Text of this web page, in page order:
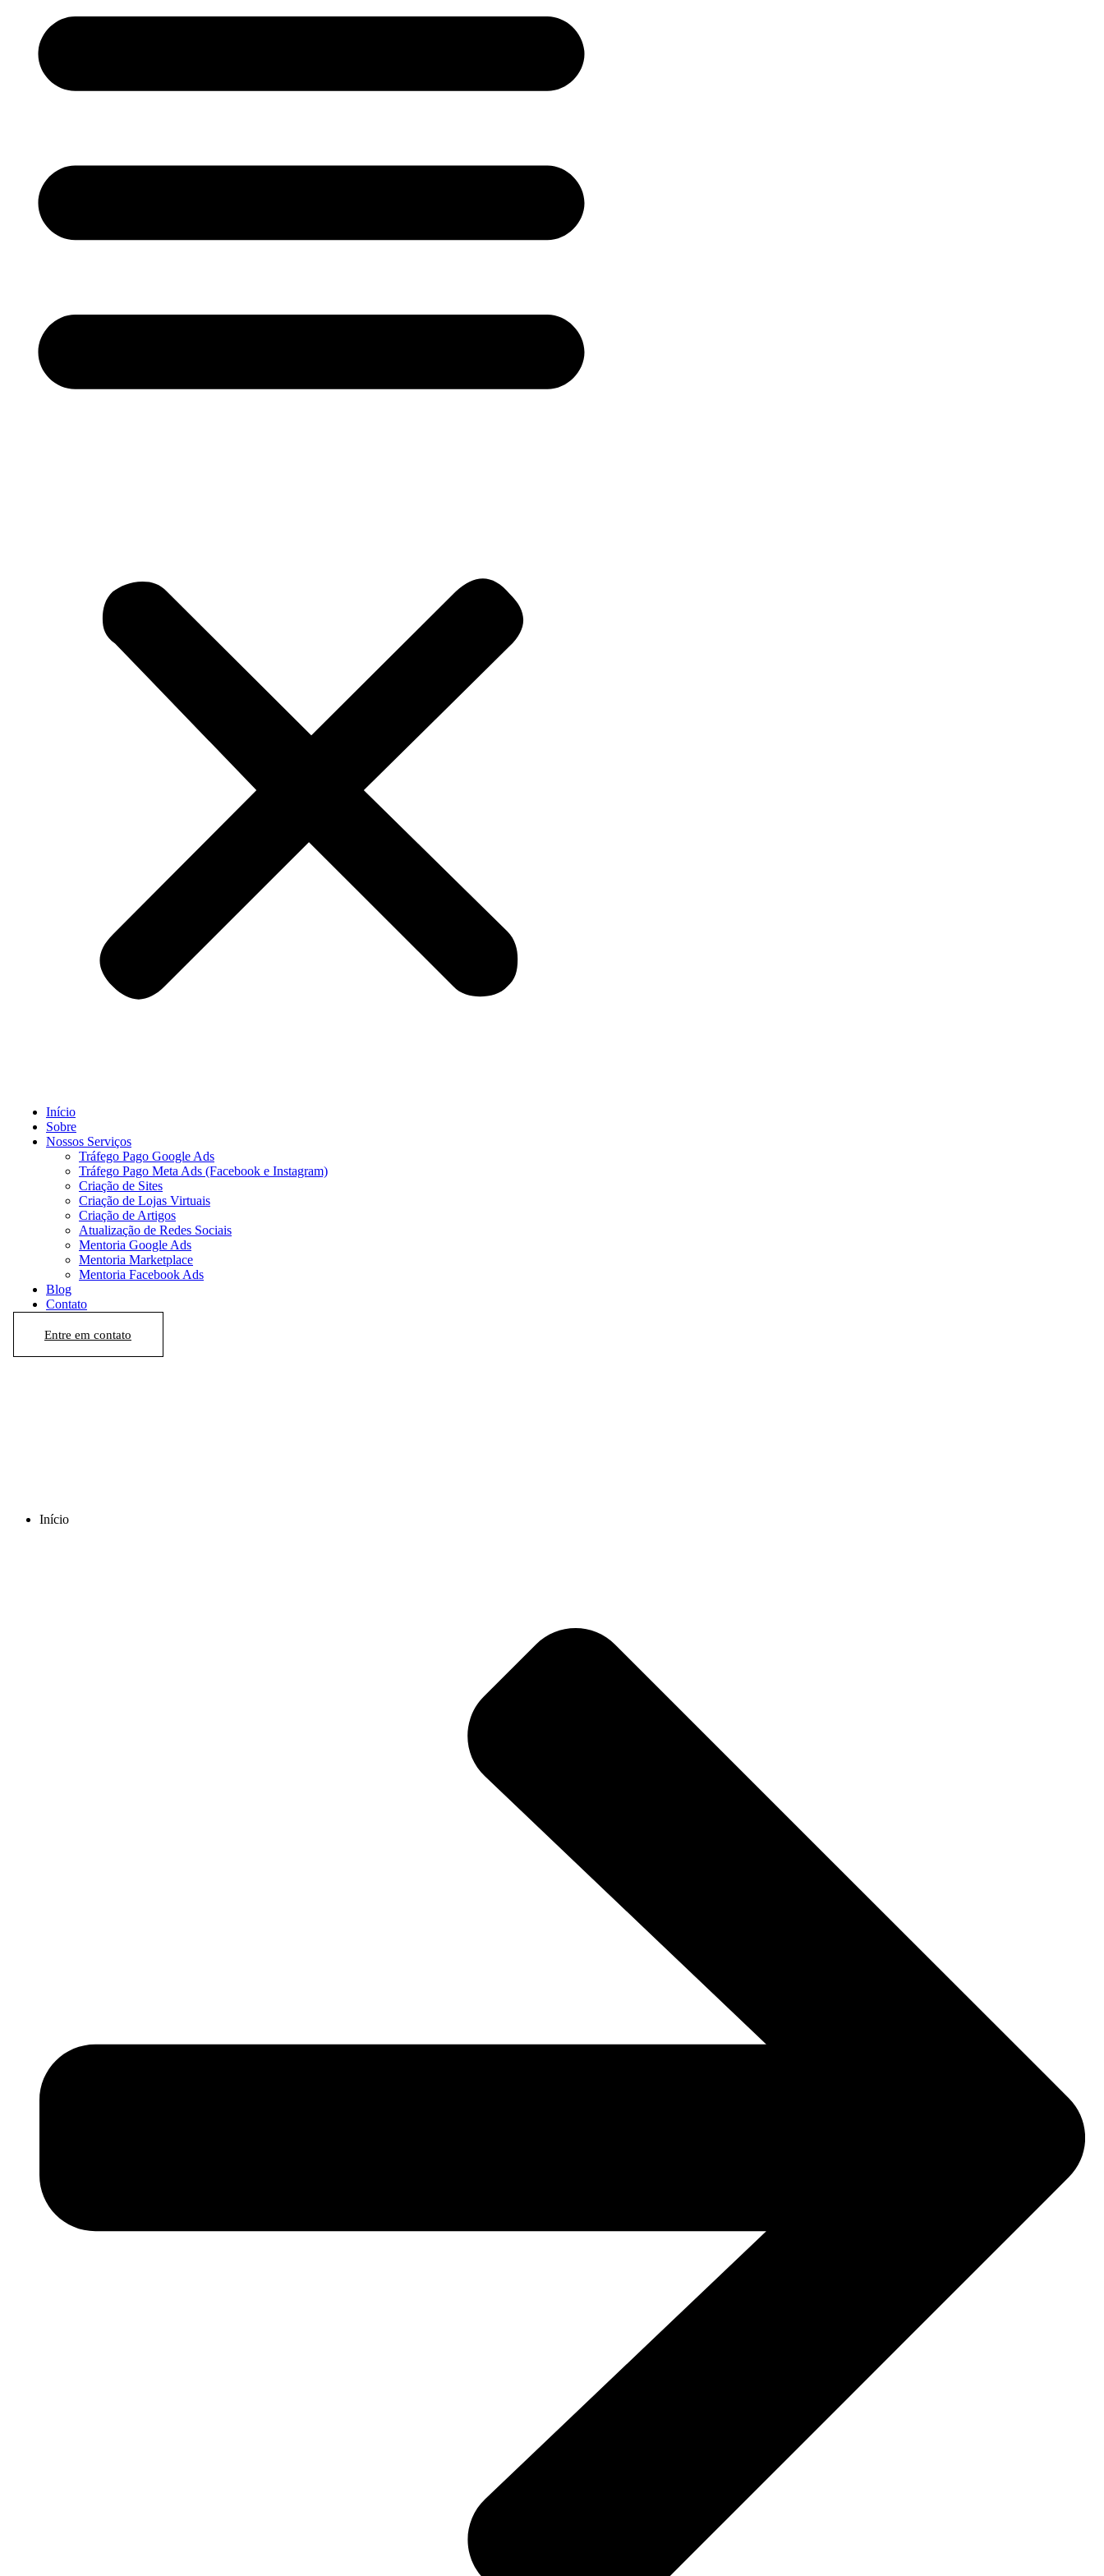
Início
Sobre
Nossos Serviços
Tráfego Pago Google Ads
Tráfego Pago Meta Ads (Facebook e Instagram)
Criação de Sites
Criação de Lojas Virtuais
Criação de Artigos
Atualização de Redes Sociais
Mentoria Google Ads
Mentoria Marketplace
Mentoria Facebook Ads
Blog
Contato
Entre em contato
Início